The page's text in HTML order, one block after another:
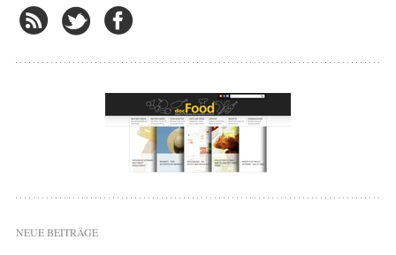
NEUE BEITRÄGE